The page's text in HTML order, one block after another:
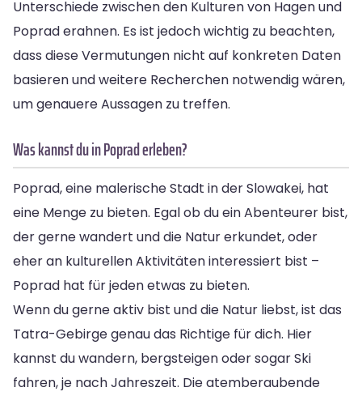
Unterschiede zwischen den Kulturen von Hagen und
Poprad erahnen. Es ist jedoch wichtig zu beachten,
dass diese Vermutungen nicht auf konkreten Daten
basieren und weitere Recherchen notwendig wären,
um genauere Aussagen zu treffen.
Was kannst du in Poprad erleben?
Poprad, eine malerische Stadt in der Slowakei, hat
eine Menge zu bieten. Egal ob du ein Abenteurer bist,
der gerne wandert und die Natur erkundet, oder
eher an kulturellen Aktivitäten interessiert bist –
Poprad hat für jeden etwas zu bieten.
Wenn du gerne aktiv bist und die Natur liebst, ist das
Tatra-Gebirge genau das Richtige für dich. Hier
kannst du wandern, bergsteigen oder sogar Ski
fahren, je nach Jahreszeit. Die atemberaubende